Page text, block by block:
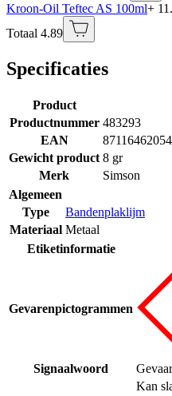
Kroon-Oil Teftec AS 100ml+
Totaal 4.89
Specificaties
Product
Productnummer 483293
EAN
Gewicht product 8 gr
Merk
Simson
Algemeen
Type
Bandenplaklijm
Materiaal Metaal
Etiketinformatie
Gevarenpictogrammen
Signaalwoord
Gevaar
Kan